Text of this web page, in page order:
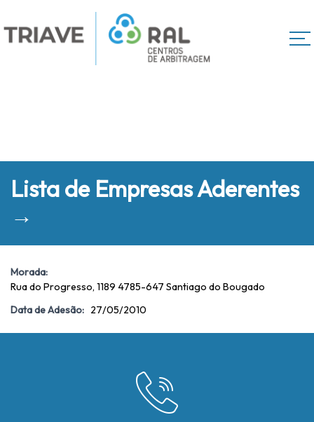
Lista de Empresas Aderentes
→
Morada:
Rua do Progresso, 1189 4785-647 Santiago do Bougado
Data de Adesão: 27/05/2010